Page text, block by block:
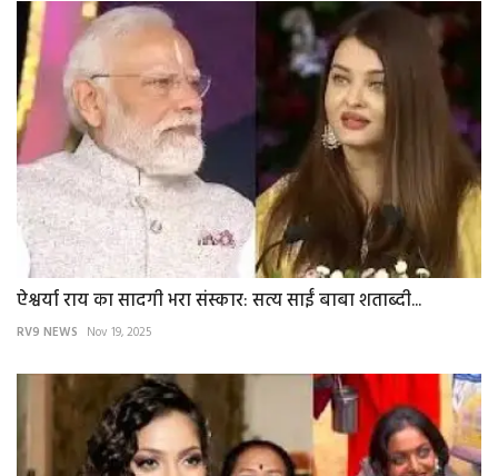
ऐश्वर्या राय का सादगी भरा संस्कार: सत्य साईं बाबा शताब्दी...
RV9 NEWS Nov 19, 2025